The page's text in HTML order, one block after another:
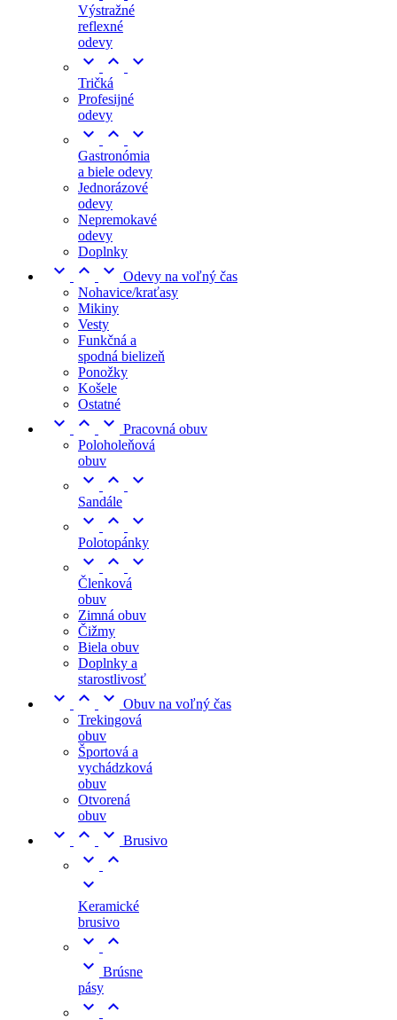
Výstražné
reflexné
odevy
  
Tričká
Profesijné
odevy
  
Gastronómia
a biele odevy
Jednorázové
odevy
Nepremokavé
odevy
Doplnky
   Odevy na voľný čas
Nohavice/kraťasy
Mikiny
Vesty
Funkčná a
spodná bielizeň
Ponožky
Košele
Ostatné
   Pracovná obuv
Poloholeňová
obuv
  
Sandále
  
Polotopánky
  
Členková
obuv
Zimná obuv
Čižmy
Biela obuv
Doplnky a
starostlivosť
   Obuv na voľný čas
Trekingová
obuv
Športová a
vychádzková
obuv
Otvorená
obuv
   Brusivo



Keramické
brusivo


 Brúsne
pásy

